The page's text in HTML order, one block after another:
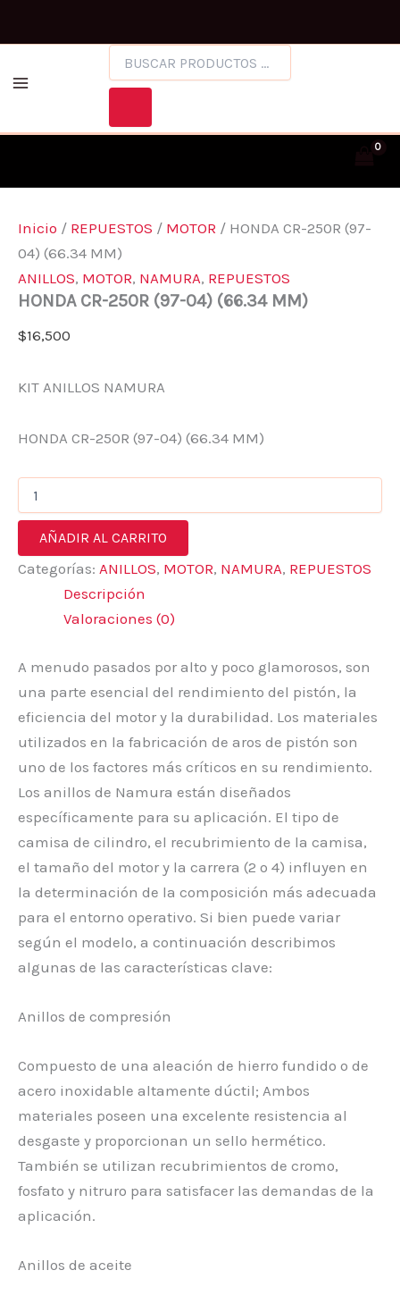
PRODUCTOS
Inicio / REPUESTOS / MOTOR / HONDA CR-250R (97-
04) (66.34 MM)
ANILLOS, MOTOR, NAMURA, REPUESTOS
HONDA CR-250R (97-04) (66.34 MM)
$16,500
KIT ANILLOS NAMURA
HONDA CR-250R (97-04) (66.34 MM)
250R
04)
CANTIDAD
AÑADIR AL CARRITO
Categorías: ANILLOS, MOTOR, NAMURA, REPUESTOS
Descripción
Valoraciones (0)
A menudo pasados por alto y poco glamorosos, son
una parte esencial del rendimiento del pistón, la
eficiencia del motor y la durabilidad. Los materiales
utilizados en la fabricación de aros de pistón son
uno de los factores más críticos en su rendimiento.
Los anillos de Namura están diseñados
específicamente para su aplicación. El tipo de
camisa de cilindro, el recubrimiento de la camisa,
el tamaño del motor y la carrera (2 o 4) influyen en
la determinación de la composición más adecuada
para el entorno operativo. Si bien puede variar
según el modelo, a continuación describimos
algunas de las características clave:
Anillos de compresión
Compuesto de una aleación de hierro fundido o de
acero inoxidable altamente dúctil; Ambos
materiales poseen una excelente resistencia al
desgaste y proporcionan un sello hermético.
También se utilizan recubrimientos de cromo,
fosfato y nitruro para satisfacer las demandas de la
aplicación.
Anillos de aceite